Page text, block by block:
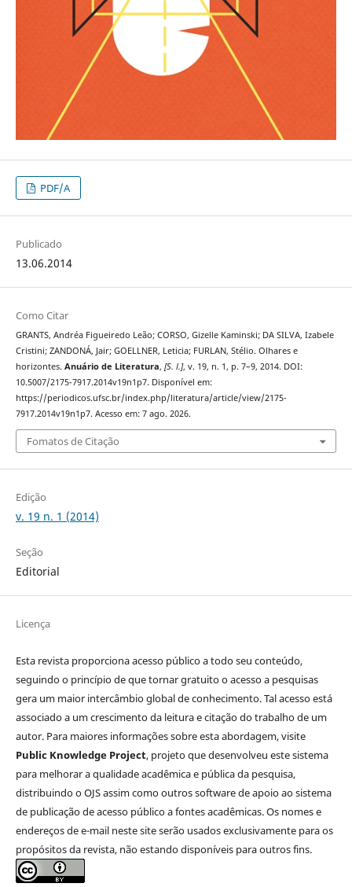
PDF/A
Publicado
13.06.2014
Como Citar
GRANTS, Andréa Figueiredo Leão; CORSO, Gizelle Kaminski; DA SILVA, Izabele
Cristini; ZANDONÁ, Jair; GOELLNER, Leticia; FURLAN, Stélio. Olhares e
horizontes. Anuário de Literatura, [S. l.], v. 19, n. 1, p. 7–9, 2014. DOI:
10.5007/2175-7917.2014v19n1p7. Disponível em:
https://periodicos.ufsc.br/index.php/literatura/article/view/2175-
7917.2014v19n1p7. Acesso em: 7 ago. 2026.
Fomatos de Citação
Edição
v. 19 n. 1 (2014)
Seção
Editorial
Licença
Esta revista proporciona acesso público a todo seu conteúdo,
seguindo o princípio de que tornar gratuito o acesso a pesquisas
gera um maior intercâmbio global de conhecimento. Tal acesso está
associado a um crescimento da leitura e citação do trabalho de um
autor. Para maiores informações sobre esta abordagem, visite
Public Knowledge Project, projeto que desenvolveu este sistema
para melhorar a qualidade acadêmica e pública da pesquisa,
distribuindo o OJS assim como outros software de apoio ao sistema
de publicação de acesso público a fontes acadêmicas. Os nomes e
endereços de e-mail neste site serão usados exclusivamente para os
propósitos da revista, não estando disponíveis para outros fins.